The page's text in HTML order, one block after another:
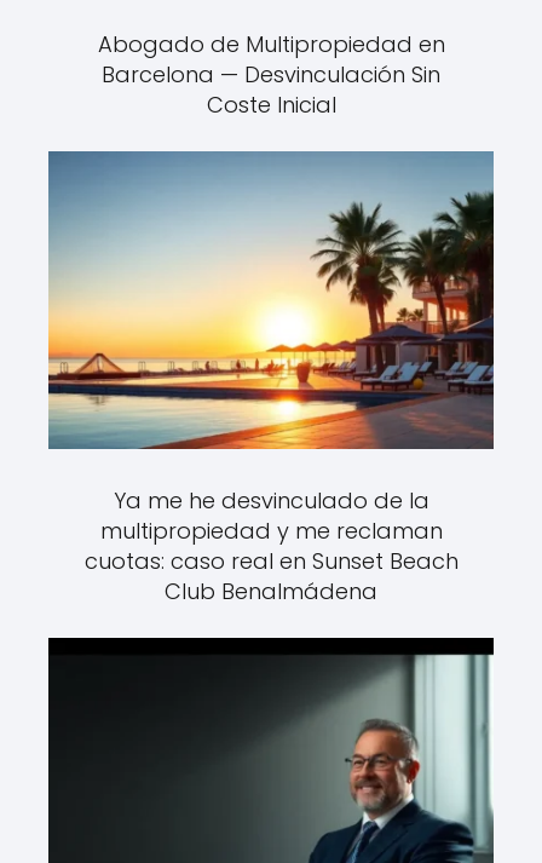
Abogado de Multipropiedad en
Barcelona — Desvinculación Sin
Coste Inicial
Ya me he desvinculado de la
multipropiedad y me reclaman
cuotas: caso real en Sunset Beach
Club Benalmádena